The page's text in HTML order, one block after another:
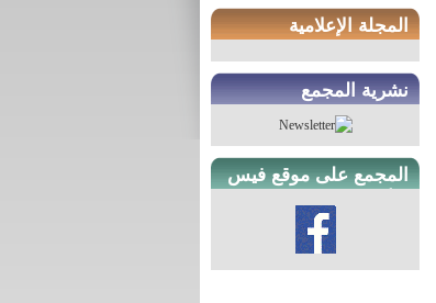
المجلة الإعلامية
نشرية المجمع
المجمع على موقع فيس